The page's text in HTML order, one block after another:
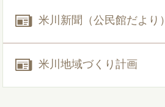
米川新聞（公民館だより）
米川地域づくり計画